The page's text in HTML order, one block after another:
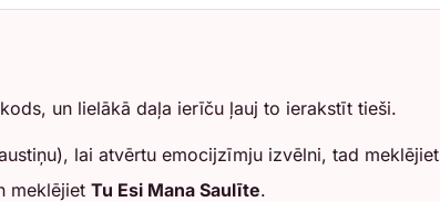
un lielākā daļa ierīču ļauj to ierakstīt tieši.
lai atvērtu emocijzīmju izvēlni, tad meklējiet
meklējiet Tu Esi Mana Saulīte.